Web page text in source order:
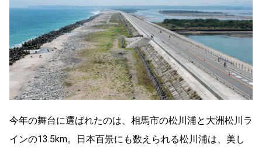
今年の舞台に選ばれたのは、相馬市の松川浦と大洲松川ラ
インの13.5km。日本百景にも数えられる松川浦は、美し